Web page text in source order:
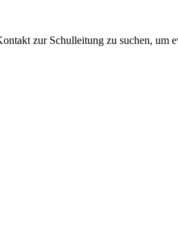
zur Schulleitung zu suchen, um